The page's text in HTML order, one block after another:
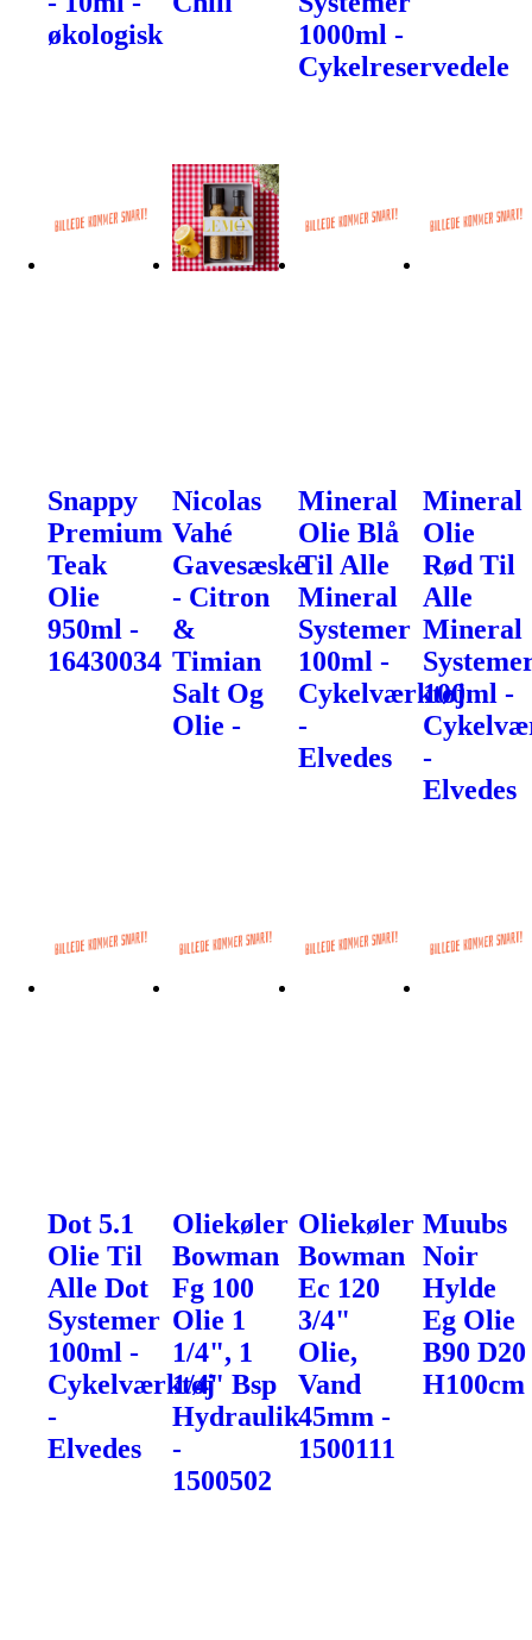
økologisk
1000ml -
Cykelreservedele
Snappy
Premium
Teak
Olie
950ml -
16430034
Nicolas
Vahé
Gavesæske
- Citron
&
Timian
Salt Og
Olie -
Mineral
Olie Blå
Til Alle
Mineral
Systemer
100ml -
Cykelværktøj
-
Elvedes
Mineral
Olie
Rød Til
Alle
Mineral
100ml -
-
Elvedes
Dot 5.1
Olie Til
Alle Dot
Systemer
100ml -
Cykelværktøj
-
Elvedes
Oliekøler
Bowman
Fg 100
Olie 1
1/4", 1
1/4" Bsp
Hydraulik
-
1500502
Oliekøler
Bowman
Ec 120
3/4"
Olie,
Vand
45mm -
1500111
Muubs
Noir
Hylde
Eg Olie
B90 D20
H100cm